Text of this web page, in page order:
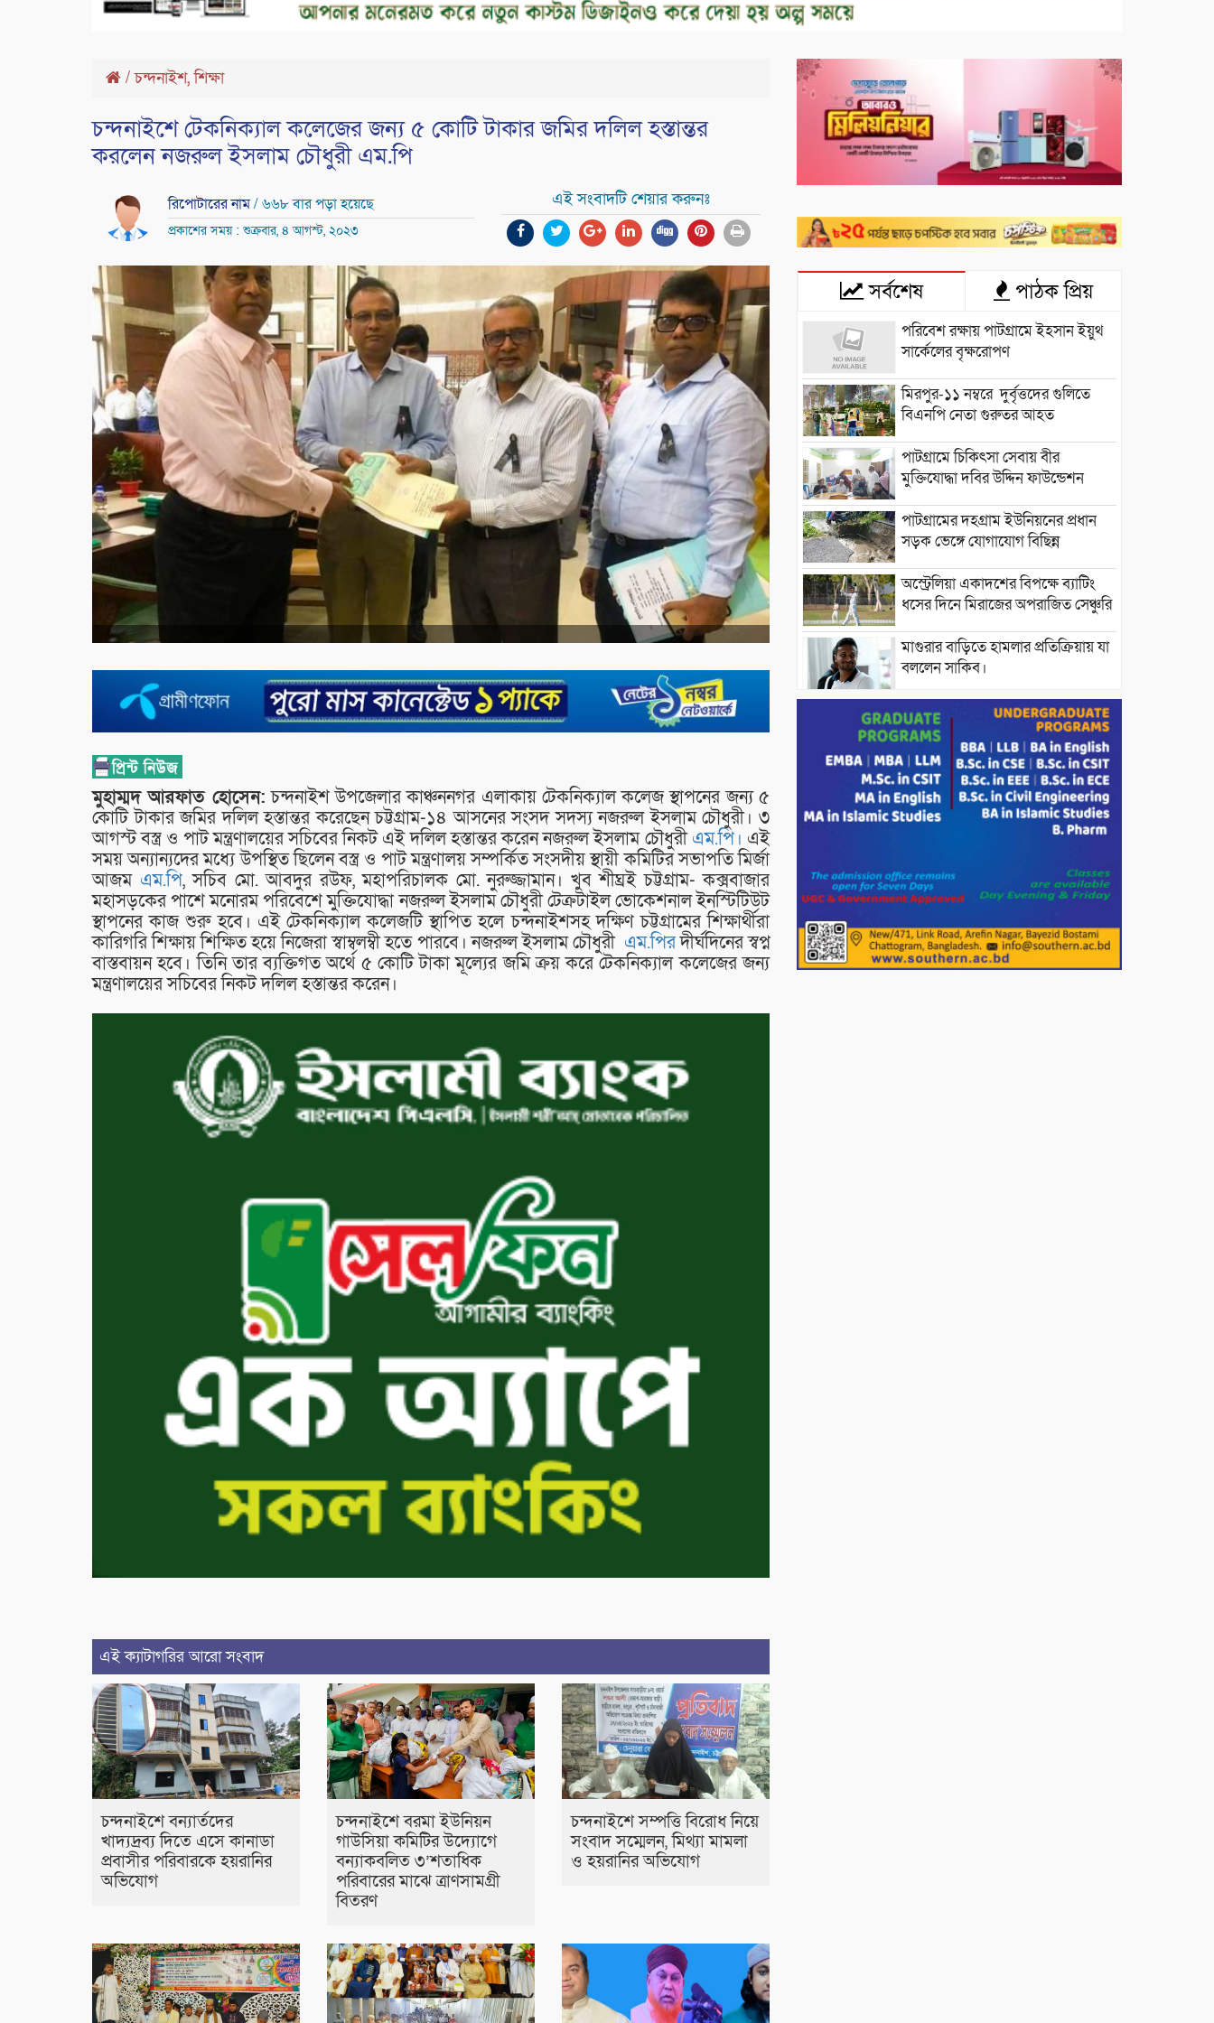
/চন্দনাইশ,শিক্ষা
চন্দনাইশে টেকনিক্যাল কলেজের জন্য ৫ কোটি টাকার জমির দলিল হস্তান্তর
করলেন নজরুল ইসলাম চৌধুরী এম.পি
রিপোটারের নাম/ ৬৬৮ বার পড়া হয়েছে
প্রকাশের সময় : শুক্রবার, ৪ আগস্ট, ২০২৩
এই সংবাদটি শেয়ার করুনঃ
মুহাম্মদ আরফাত হোসেন: চন্দনাইশ উপজেলার কাঞ্চননগর এলাকায় টেকনিক্যাল কলেজ স্থাপনের জন্য ৫
কোটি টাকার জমির দলিল হস্তান্তর করেছেন চট্টগ্রাম-১৪ আসনের সংসদ সদস্য নজরুল ইসলাম চৌধুরী। ৩
আগস্ট বস্ত্র ও পাট মন্ত্রণালয়ের সচিবের নিকট এই দলিল হস্তান্তর করেন নজরুল ইসলাম চৌধুরীএম.পি। এই
সময় অন্যান্যদের মধ্যে উপস্থিত ছিলেন বস্ত্র ও পাট মন্ত্রণালয় সম্পর্কিত সংসদীয় স্থায়ী কমিটির সভাপতি মির্জা
আজম এম.পি, সচিব মো. আবদুর রউফ, মহাপরিচালক মো. নুরুজ্জামান। খুব শীঘ্রই চট্টগ্রাম- কক্সবাজার
মহাসড়কের পাশে মনোরম পরিবেশে মুক্তিযোদ্ধা নজরুল ইসলাম চৌধুরী টেক্রটাইল ভোকেশনাল ইনস্টিটিউট
স্থাপনের কাজ শুরু হবে। এই টেকনিক্যাল কলেজটি স্থাপিত হলে চন্দনাইশসহ দক্ষিণ চট্টগ্রামের শিক্ষার্থীরা
কারিগরি শিক্ষায় শিক্ষিত হয়ে নিজেরা স্বাম্বলম্বী হতে পারবে। নজরুল ইসলাম চৌধুরী এম.পিরদীর্ঘদিনের স্বপ্ন
বাস্তবায়ন হবে। তিনি তার ব্যক্তিগত অর্থে ৫ কোটি টাকা মূল্যের জমি ক্রয় করে টেকনিক্যাল কলেজের জন্য
মন্ত্রণালয়ের সচিবের নিকট দলিল হস্তান্তর করেন।
এই ক্যাটাগরির আরো সংবাদ
চন্দনাইশে বন্যার্তদের
খাদ্যদ্রব্য দিতে এসে কানাডা
প্রবাসীর পরিবারকে হয়রানির
অভিযোগ
চন্দনাইশে বরমা ইউনিয়ন
গাউসিয়া কমিটির উদ্যোগে
বন্যাকবলিত ৩’শতাধিক
পরিবারের মাঝে ত্রাণসামগ্রী
বিতরণ
চন্দনাইশে সম্পত্তি বিরোধ নিয়ে
সংবাদ সম্মেলন, মিথ্যা মামলা
ও হয়রানির অভিযোগ
সর্বশেষ পাঠক প্রিয়
পরিবেশ রক্ষায় পাটগ্রামে ইহসান ইয়ুথ
সার্কেলের বৃক্ষরোপণ
মিরপুর-১১ নম্বরে দুর্বৃত্তদের গুলিতে
বিএনপি নেতা গুরুতর আহত
পাটগ্রামে চিকিৎসা সেবায় বীর
মুক্তিযোদ্ধা দবির উদ্দিন ফাউন্ডেশন
পাটগ্রামের দহগ্রাম ইউনিয়নের প্রধান
সড়ক ভেঙ্গে যোগাযোগ বিছিন্ন
অস্ট্রেলিয়া একাদশের বিপক্ষে ব্যাটিং
ধসের দিনে মিরাজের অপরাজিত সেঞ্চুরি
মাগুরার বাড়িতে হামলার প্রতিক্রিয়ায় যা
বললেন সাকিব।
দেশীয় পাঁচ প্রজাতির ছোট মাছে
উদ্বেগজনক মাত্রায় মাইক্রোপ্লাস্টিকের
উপস্থিতি শনাক্ত ।
সরকারকে ব্যর্থ করতে দেশের বিরুদ্ধে
একটি দল চক্রান্ত চালিয়ে যাচ্ছে : রিজভী
সোনার দাম বাড়ানোর ঘোষণা।
ভারপ্রাপ্ত রাষ্ট্রপতি হাফিজ উদ্দিন
আহমদের সাথে এইচটি বাংলা অনলাইন
পোর্টাল ও আইপি টিভির সম্পাদক মোঃ
ইসমাইল হোসেনের সৌজন্য সাক্ষাৎ।